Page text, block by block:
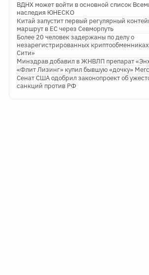
ВДНХ может войти в основной список
наследия ЮНЕСКО
Китай запустит первый регулярный
маршрут в ЕС через Севморпуть
Более 20 человек задержаны по делу о
незарегистрированных
Сити»
Минздрав добавил в ЖНВЛП препарат
«Флит Лизинг» купил бывшую «дочку»
Сенат США одобрил законопроект об
санкций против РФ